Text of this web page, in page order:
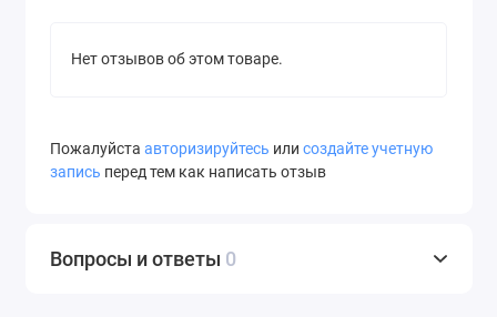
Нет отзывов об этом товаре.
Пожалуйста авторизируйтесь или создайте учетную
запись перед тем как написать отзыв
Вопросы и ответы 0